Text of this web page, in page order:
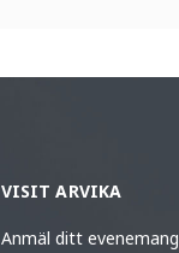
VISIT ARVIKA
Anmäl ditt evenemang